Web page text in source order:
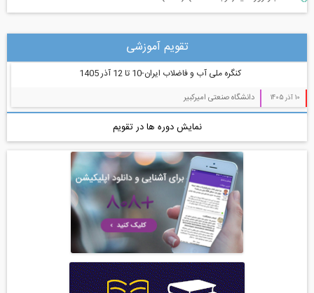
آب، راه، محیط زیست (91)
تقویم آموزشی
کنگره ملی آب و فاضلاب ایران-10 تا 12 آذر 1405
دانشگاه صنعتی امیرکبیر
نمایش دوره ها در تقویم